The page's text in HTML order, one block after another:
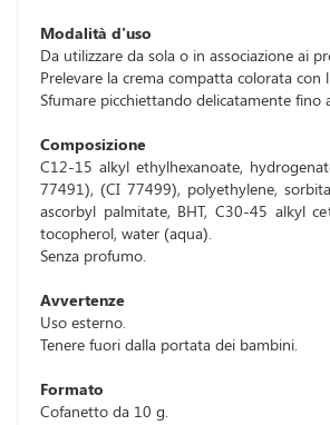
Modalità d'uso
Da utilizzare da sola o in associazione ai
Prelevare la crema compatta colorata
Sfumare picchiettando delicatamente
Composizione
C12-15 alkyl ethylhexanoate,
77491), (CI 77499), polyethylene,
ascorbyl palmitate, BHT, C30-45 alkyl
tocopherol, water (aqua).
Senza profumo.
Avvertenze
Uso esterno.
Tenere fuori dalla portata dei bambini.
Formato
Cofanetto da 10 g.